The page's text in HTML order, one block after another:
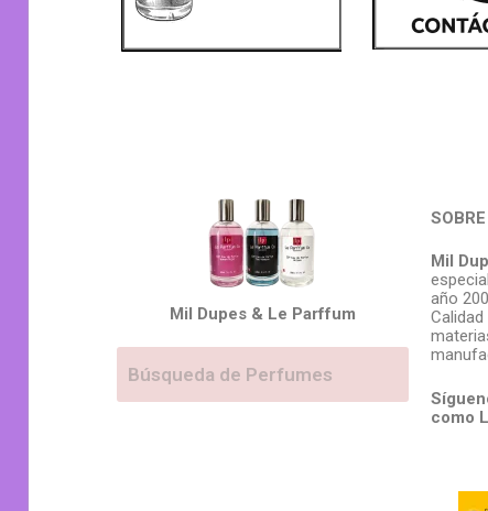
Mil Dupes & Le Parffum
Mil
año
como